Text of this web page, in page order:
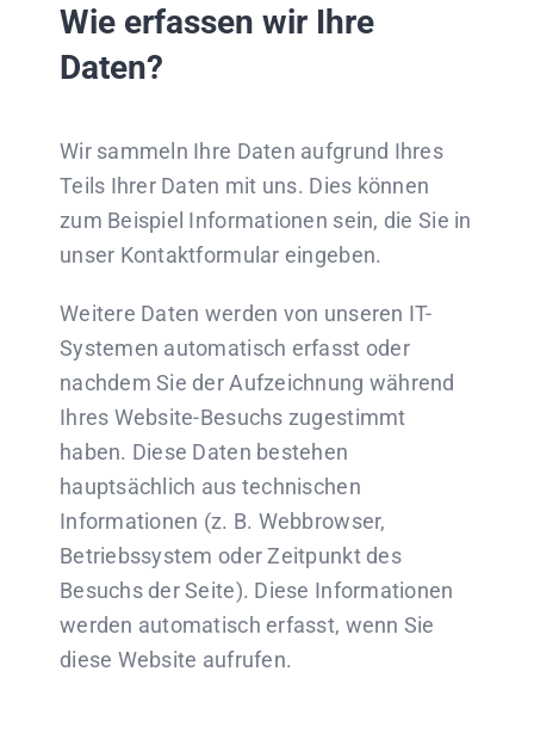
Wie erfassen wir Ihre
Daten?
Wir sammeln Ihre Daten aufgrund Ihres
Teils Ihrer Daten mit uns. Dies können
zum Beispiel Informationen sein, die Sie in
unser Kontaktformular eingeben.
Weitere Daten werden von unseren IT-
Systemen automatisch erfasst oder
nachdem Sie der Aufzeichnung während
Ihres Website-Besuchs zugestimmt
haben. Diese Daten bestehen
hauptsächlich aus technischen
Informationen (z. B. Webbrowser,
Betriebssystem oder Zeitpunkt des
Besuchs der Seite). Diese Informationen
werden automatisch erfasst, wenn Sie
diese Website aufrufen.